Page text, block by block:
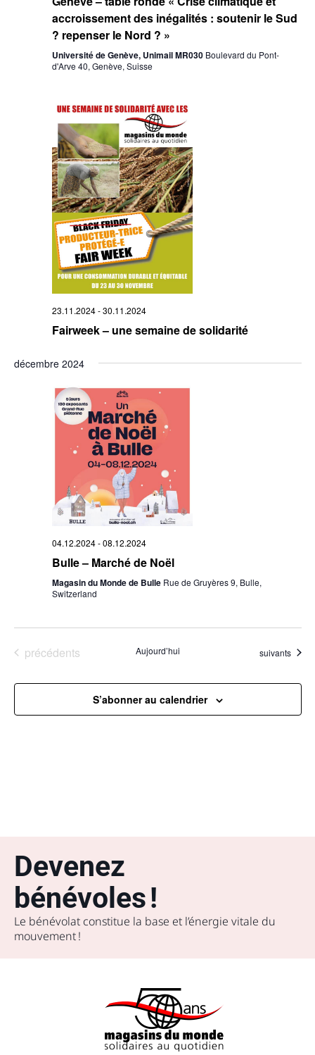
accroissement des inégalités : soutenir le Sud
? repenser le Nord ? »
Université de Genève, Unimail MR030 Boulevard du Pont-
d'Arve 40, Genève, Suisse
23.11.2024-30.11.2024
Fairweek – une semaine de solidarité
décembre 2024
04.12.2024-08.12.2024
Bulle – Marché de Noël
Magasin du Monde de Bulle Rue de Gruyères 9, Bulle,
Switzerland
Évènements
précédents Aujourd’hui Évènements
suivants
S’abonner au calendrier
Devenez
bénévoles !
Le bénévolat constitue la base et l’énergie vitale du
mouvement !